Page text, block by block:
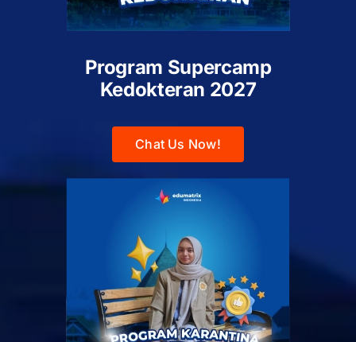
Program Supercamp
Kedokteran 2027
Chat Us Now!